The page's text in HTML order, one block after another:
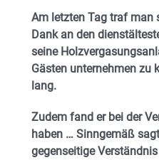
Am letzten Tag traf man
Dank an den
seine
Gästen unternehmen zu
lang.
Zudem fand er bei der
haben … Sinngemäß
gegenseitige